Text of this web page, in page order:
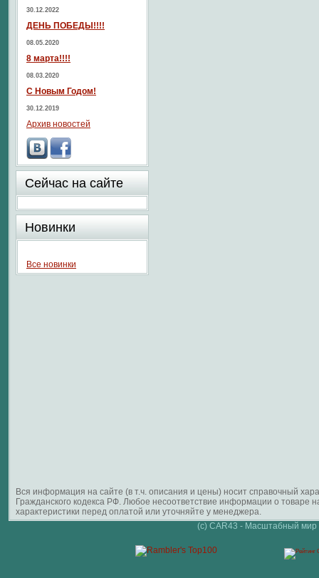
30.12.2022
ДЕНЬ ПОБЕДЫ!!!!
08.05.2020
8 марта!!!!
08.03.2020
С Новым Годом!
30.12.2019
Архив новостей
Сейчас на сайте
Новинки
Все новинки
Вся информация на сайте (в т.ч. описания и цены) носит справочный
Гражданского кодекса РФ. Любое несоответствие информации о
характеристики перед оплатой или уточняйте у менеджера.
(c) CAR43 - Масштабный мир